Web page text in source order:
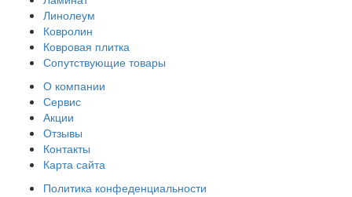
Линолеум
Ковролин
Ковровая плитка
Сопутствующие товары
О компании
Сервис
Акции
Отзывы
Контакты
Карта сайта
Политика конфеденциальности